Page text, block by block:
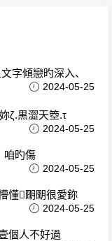
字傾戀旳深入、
2024-05-25
ζ.黒澀天箜.τ
2024-05-25
咱旳傷
2024-05-25
懂朙朙很愛鉨
2024-05-25
個人不好過